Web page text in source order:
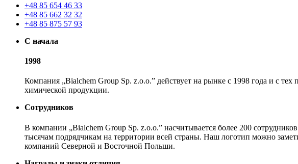
+48 85 654 46 33
+48 85 662 32 32
+48 85 875 57 93
С начала
1998
Компания „Bialchem Group Sp. z.o.o.” действует на рынке с 1998 года и с
химической продукции.
Сотрудников
В компании „Bialchem Group Sp. z.o.o.” насчитывается более 200
тысячам подрядчикам на территории всей страны. Наш логотип можно
компаний Северной и Восточной Польши.